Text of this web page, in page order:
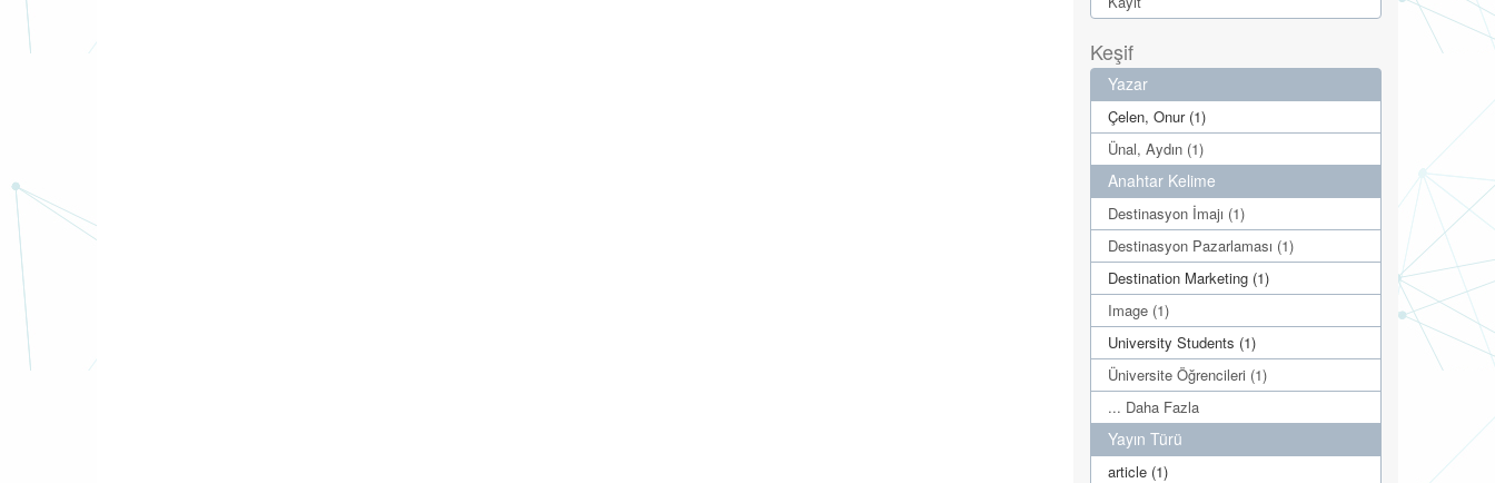
Keşif
Yazar
Çelen, Onur (1)
Ünal, Aydın (1)
Anahtar Kelime
Destinasyon İmajı (1)
Destinasyon Pazarlaması (1)
Destination Marketing (1)
Image (1)
University Students (1)
Üniversite Öğrencileri (1)
... Daha Fazla
Yayın Türü
article (1)